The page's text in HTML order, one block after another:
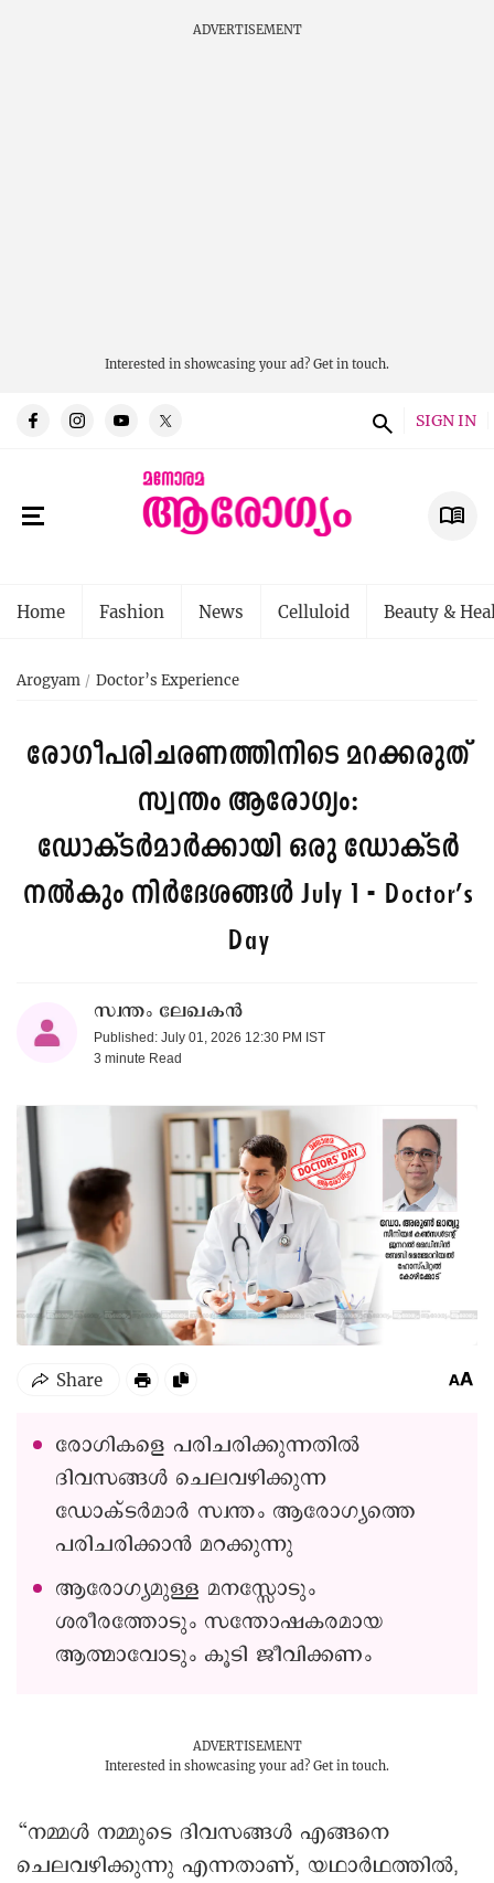
ADVERTISEMENT
Interested in showcasing your ad? Get in touch.
SIGN IN
Home Fashion News Celluloid Beauty &
Arogyam Doctor’s Experience
രോഗീപരിചരണത്തിനിടെ മറക്കരുത്
സ്വന്തം ആരോഗ്യം:
ഡോക്ടർമാർക്കായി ഒരു ഡോക്ടർ
നൽകും നിർദേശങ്ങൾJuly 1 - Doctor’s
Day
സ്വന്തം ലേഖകൻ
Published: July 01, 2026 12:30 PM IST
3 minute Read
രോഗികളെ പരിചരിക്കുന്നതിൽ
ദിവസങ്ങൾ ചെലവഴിക്കുന്ന
ഡോക്ടർമാർ സ്വന്തം ആരോഗ്യത്തെ
പരിചരിക്കാൻ മറക്കുന്നു
ആരോഗ്യമുള്ള മനസ്സോടും
ശരീരത്തോടും സന്തോഷകരമായ
ആത്മാവോടും കൂടി ജീവിക്കണം
ADVERTISEMENT
Interested in showcasing your ad? Get in touch.
“നമ്മൾ നമ്മുടെ ദിവസങ്ങൾ എങ്ങനെ
ചെലവഴിക്കുന്നു എന്നതാണ്, യഥാർഥത്തിൽ,